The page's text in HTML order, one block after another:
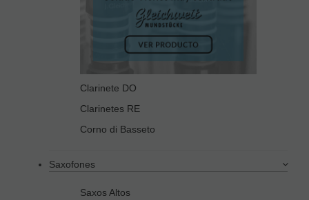
Clarinete DO
Clarinetes RE
Corno di Basseto
Saxofones
Saxos Altos